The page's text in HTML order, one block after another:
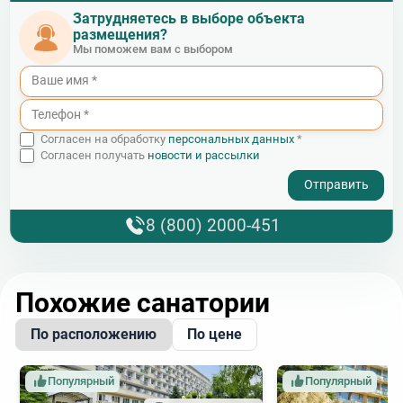
Затрудняетесь в выборе объекта
размещения?
Мы поможем вам с выбором
Согласен на обработку персональных данных *
Согласен получать новости и рассылки
8 (800) 2000-451
Похожие санатории
По расположению По цене
Популярный Популярный